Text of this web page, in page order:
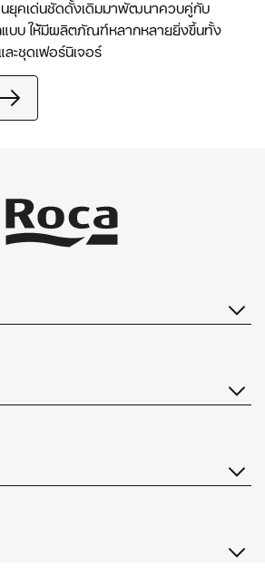
ยุคเด่นชัดดั้งเดิมมาพัฒนาควบคู่กับ
บบ ให้มีผลิตภัณฑ์หลากหลายยิ่งขึ้นทั้ง
ชุดเฟอร์นิเจอร์